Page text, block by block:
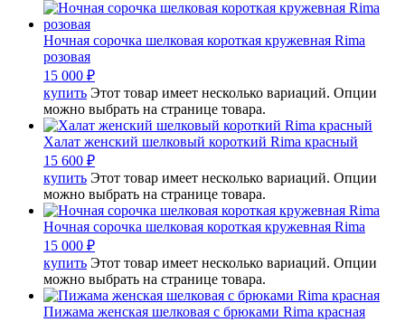
Ночная сорочка шелковая короткая кружевная Rima
розовая
15 000 ₽
купить Этот товар имеет несколько вариаций. Опции
можно выбрать на странице товара.
Халат женский шелковый короткий Rima красный
15 600 ₽
купить Этот товар имеет несколько вариаций. Опции
можно выбрать на странице товара.
Ночная сорочка шелковая короткая кружевная Rima
15 000 ₽
купить Этот товар имеет несколько вариаций. Опции
можно выбрать на странице товара.
Пижама женская шелковая с брюками Rima красная